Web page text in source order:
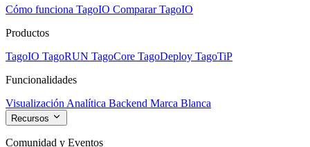
Cómo funciona TagoIO Comparar TagoIO
Productos
TagoIO TagoRUN TagoCore TagoDeploy TagoTiP
Funcionalidades
Visualización Analítica Backend Marca Blanca
Recursos
Comunidad y Eventos